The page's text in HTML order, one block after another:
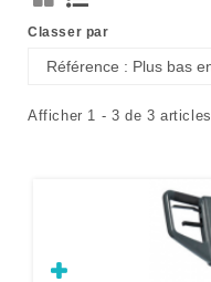
Classer par
Afficher 1 - 3 de 3 articles